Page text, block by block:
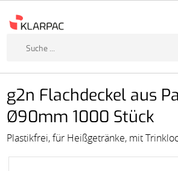
g2n Flachdeckel aus
Ø90mm 1000 Stück
Plastikfrei, für Heißgetränke, mit